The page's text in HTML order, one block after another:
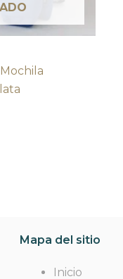
Mapa del sitio
Inicio